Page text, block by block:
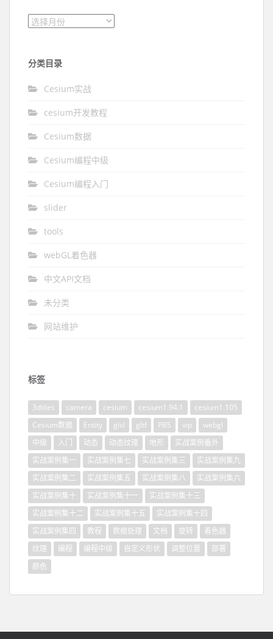
文章归档
分类目录
Cesium实战
cesium开发教程
Cesium数据
Cesium编程中级
Cesium编程入门
slider
tools
webGL着色器
中文API文档
未分类
网站维护
标签
3dtiles camera cesium cesium1.94.1
cesium1.105
Cesium数据
Entity glsl gltf PBS vip
webgl
中级
入门 动态 动态纹理 地形
实战案例番外
实战案例集一
实战案例集七 实战案例集三
实战案例集九
实战案例集二
实战案例集五 实战案例集八
实战案例集六
实战案例集十
实战案例集十一
实战案例集十三
实战案例集十二
实战案例集十五
实战案例集十四
实战案例集四
教程 数据处理 文档 旋转
着色器
纹理
编程 编程中级 自定义形状 调整位置
部署
颜色